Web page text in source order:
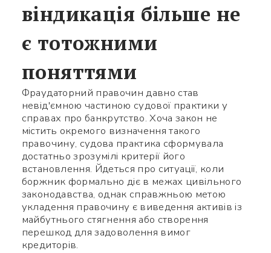
віндикація більше не
є тотожними
поняттями
Фраудаторний правочин давно став
невід'ємною частиною судової практики у
справах про банкрутство. Хоча закон не
містить окремого визначення такого
правочину, судова практика сформувала
достатньо зрозумілі критерії його
встановлення. Йдеться про ситуації, коли
боржник формально діє в межах цивільного
законодавства, однак справжньою метою
укладення правочину є виведення активів із
майбутнього стягнення або створення
перешкод для задоволення вимог
кредиторів.